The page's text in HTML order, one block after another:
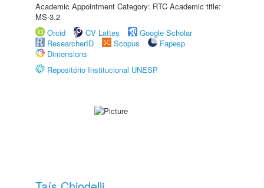
Academic Appointment Category: RTC Academic title:
MS-3.2
Orcid
CV Lattes
Google Scholar
ResearcherID
Scopus
Fapesp
Dimensions
Repositório Institucional UNESP